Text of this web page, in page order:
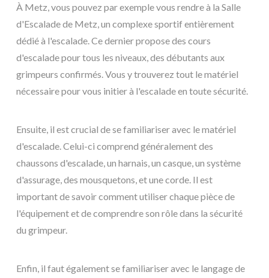
À Metz, vous pouvez par exemple vous rendre à la Salle
d'Escalade de Metz, un complexe sportif entièrement
dédié à l'escalade. Ce dernier propose des cours
d'escalade pour tous les niveaux, des débutants aux
grimpeurs confirmés. Vous y trouverez tout le matériel
nécessaire pour vous initier à l'escalade en toute sécurité.
Ensuite, il est crucial de se familiariser avec le matériel
d'escalade. Celui-ci comprend généralement des
chaussons d'escalade, un harnais, un casque, un système
d'assurage, des mousquetons, et une corde. Il est
important de savoir comment utiliser chaque pièce de
l'équipement et de comprendre son rôle dans la sécurité
du grimpeur.
Enfin, il faut également se familiariser avec le langage de